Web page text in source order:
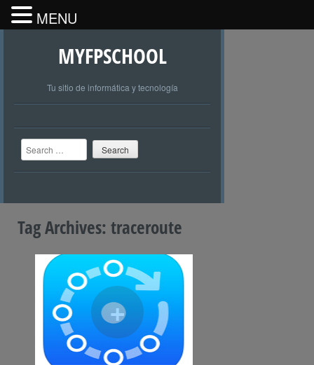
MYFPSCHOOL
Tu sitio de informática y tecnología
Search
Tag Archives: traceroute
+
MENU